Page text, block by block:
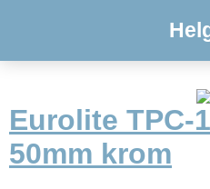
Eurolite TPC-
50mm krom